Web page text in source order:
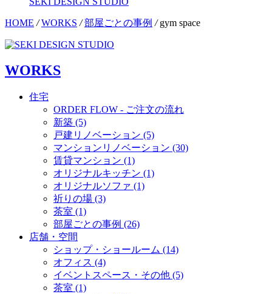
HOME / WORKS / 部屋ごとの事例 / gym space
WORKS
住宅
ORDER FLOW - ご注文の流れ
新築 (5)
戸建リノベーション (5)
マンションリノベーション (30)
賃貸マンション (1)
オリジナルキッチン (1)
オリジナルソファ (1)
祈りの場 (3)
茶室 (1)
部屋ごとの事例 (26)
店舗・空間
ショップ・ショールーム (14)
オフィス (4)
イベントスペース・その他 (5)
茶室 (1)